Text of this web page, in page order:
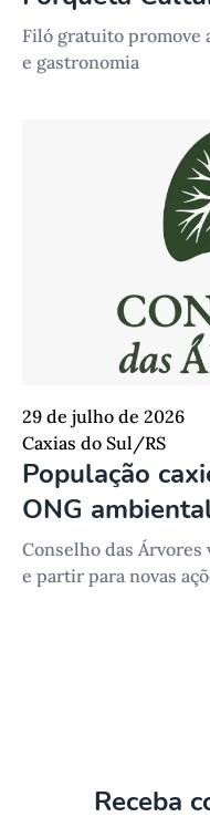
Filó gratuito promove
e gastronomia
29 de julho de 2026
Caxias do Sul/RS
População
ONG
Conselho das
e partir para novas
Receba